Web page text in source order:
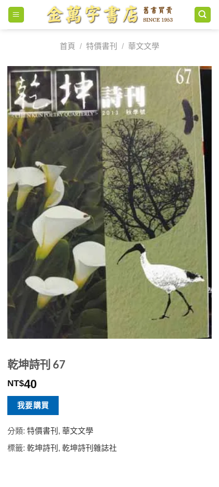
Skip
content
首頁
/ 特價書刊 / 華文文學
乾坤詩刊 67
NT$40
我要購買
分類: 特價書刊 , 華文文學
標籤: 乾坤詩刊 , 乾坤詩刊雜誌社